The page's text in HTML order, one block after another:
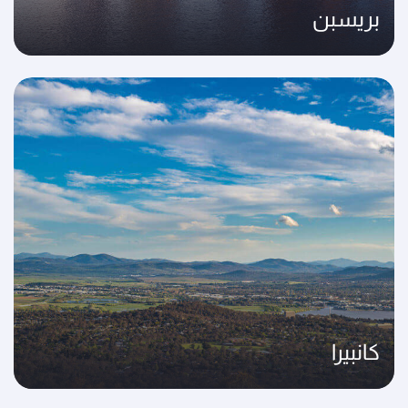
بريسبن
كانبيرا